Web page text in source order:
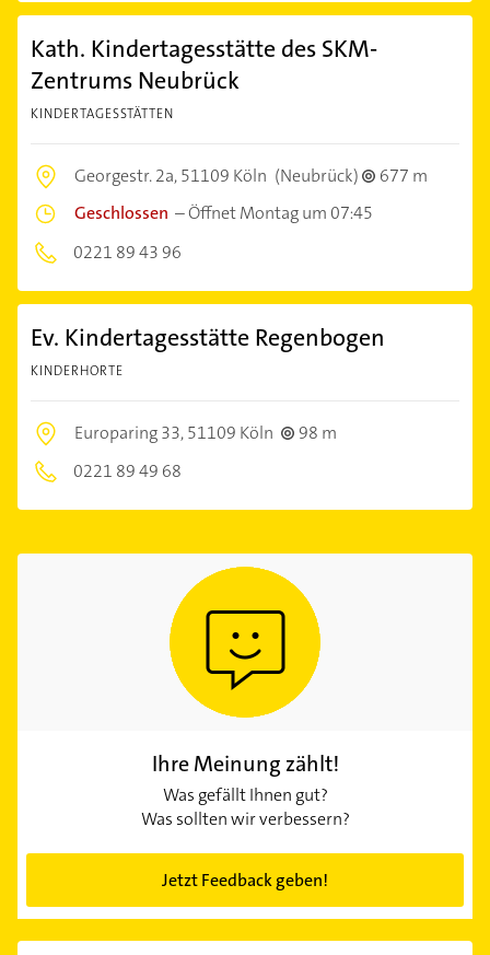
Kath. Kindertagesstätte des SKM-
Zentrums Neubrück
KINDERTAGESSTÄTTEN
Georgestr. 2a,51109 Köln (Neubrück)
677 m
Geschlossen –Öffnet Montag um 07:45
0221 89 43 96
Ev. Kindertagesstätte Regenbogen
KINDERHORTE
Europaring 33,51109 Köln
98 m
0221 89 49 68
Ihre Meinung zählt!
Was gefällt Ihnen gut?
Was sollten wir verbessern?
Jetzt Feedback geben!